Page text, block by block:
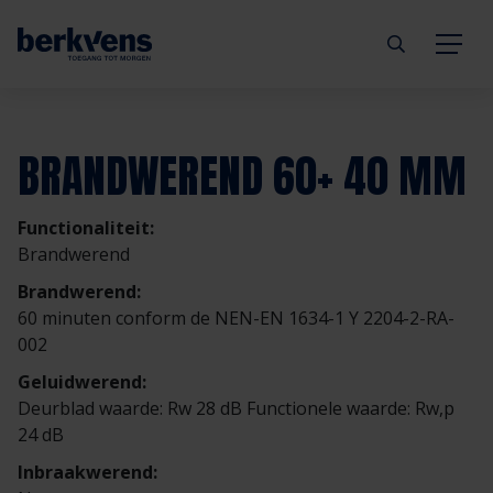
Deuren
Kozijnen
Hang- & sluitwerk
Diensten
Technische documentatie
Eengezinswoning
Meergezinswoning
Utiliteitsgebouw
Prefab woning
Aannemer
Architect
Projectontwikkelaar
Handelspartner
Inbraakwerend
Brandwerend
Geluidwerend
Rookwerend
Duurzaamheid
mijndeur.nl
Webshop
Inspiratie
Verkooppunten
Veelgestelde vragen
Blog
Organisatie
Duurzaamheid
GND Garantiedeuren
Werken bij Berkvens
BRANDWEREND 60+ 40 MM
Functionaliteit:
Brandwerend
Brandwerend:
60 minuten conform de NEN-EN 1634-1 Y 2204-2-RA-
002
Geluidwerend:
Deurblad waarde: Rw 28 dB Functionele waarde: Rw,p
24 dB
Inbraakwerend: